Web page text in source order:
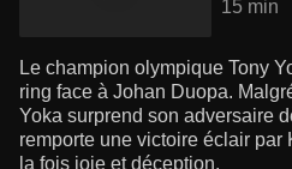
15 min
Le champion olympique Tony
ring face à Johan Duopa.
Yoka surprend son adversaire
remporte une victoire éclair par
la fois joie et déception.